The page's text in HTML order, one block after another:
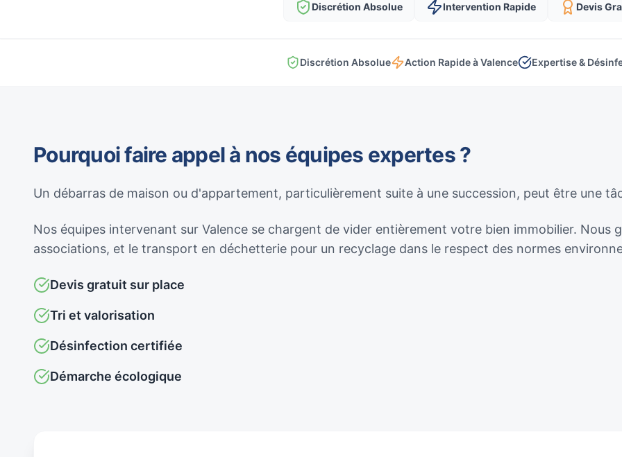
Discrétion Absolue Intervention Rapide Devis
Discrétion Absolue Action Rapide à Valence Expertise &
Pourquoi faire appel à nos équipes expertes ?
Un débarras de maison ou d'appartement, particulièrement suite à une succession, peut être une
Nos équipes intervenant sur Valence se chargent de vider entièrement votre bien immobilier. Nous
associations, et le transport en déchetterie pour un recyclage dans le respect des normes
Devis gratuit sur place
Tri et valorisation
Désinfection certifiée
Démarche écologique